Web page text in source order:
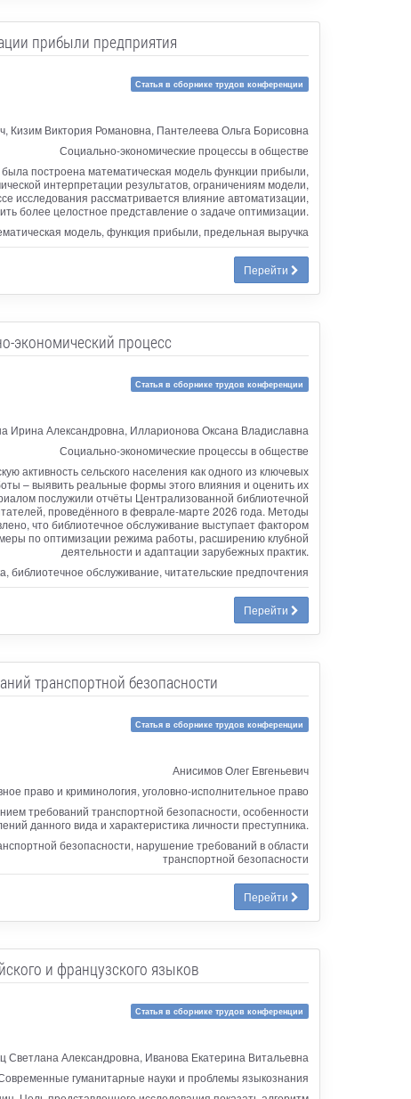
прибыли предприятия
Статья в сборнике трудов конференции
Кизим Виктория Романовна, Пантелеева Ольга Борисовна
Социально-экономические процессы в обществе
построена математическая модель функции прибыли,
интерпретации результатов, ограничениям модели,
исследования рассматривается влияние автоматизации,
более целостное представление о задаче оптимизации.
модель, функция прибыли, предельная выручка
Перейти
экономический процесс
Статья в сборнике трудов конференции
Ирина Александровна, Илларионова Оксана Владиславна
Социально-экономические процессы в обществе
активность сельского населения как одного из ключевых
– выявить реальные формы этого влияния и оценить их
послужили отчёты Централизованной библиотечной
проведённого в феврале-марте 2026 года. Методы
что библиотечное обслуживание выступает фактором
по оптимизации режима работы, расширению клубной
деятельности и адаптации зарубежных практик.
библиотечное обслуживание, читательские предпочтения
Перейти
транспортной безопасности
Статья в сборнике трудов конференции
Анисимов Олег Евгеньевич
право и криминология, уголовно-исполнительное право
требований транспортной безопасности, особенности
данного вида и характеристика личности преступника.
безопасности, нарушение требований в области
транспортной безопасности
Перейти
и французского языков
Статья в сборнике трудов конференции
Светлана Александровна, Иванова Екатерина Витальевна
гуманитарные науки и проблемы языкознания